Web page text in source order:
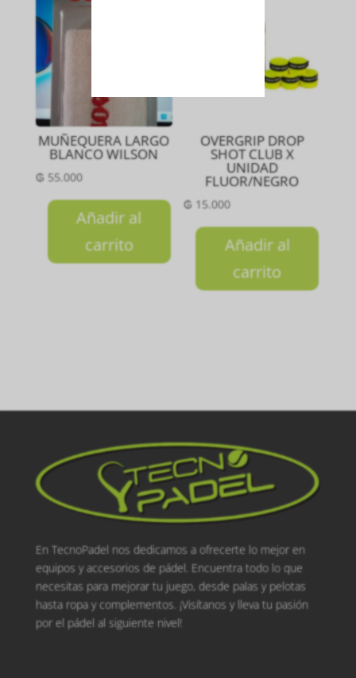
MUÑEQUERA LARGO
BLANCO WILSON
₲55.000
Añadir al
carrito
OVERGRIP DROP
SHOT CLUB X
UNIDAD
FLUOR/NEGRO
₲ 15.000
Añadir al
carrito
En TecnoPadel nos dedicamos a ofrecerte lo mejor en
equipos y accesorios de pádel. Encuentra todo lo que
necesitas para mejorar tu juego, desde palas y pelotas
hasta ropa y complementos. ¡Visítanos y lleva tu pasión
por el pádel al siguiente nivel!